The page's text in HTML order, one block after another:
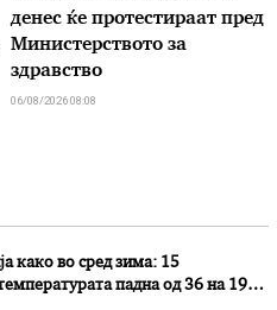
денес ќе протестираат пред
Министерството за
здравство
06/08/2026 08:08
како во сред зима: 15
падна од 36 на 19